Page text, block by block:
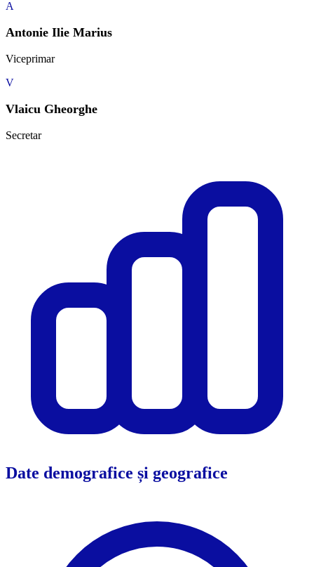
A
Antonie Ilie Marius
Viceprimar
V
Vlaicu Gheorghe
Secretar
Date demografice și geografice